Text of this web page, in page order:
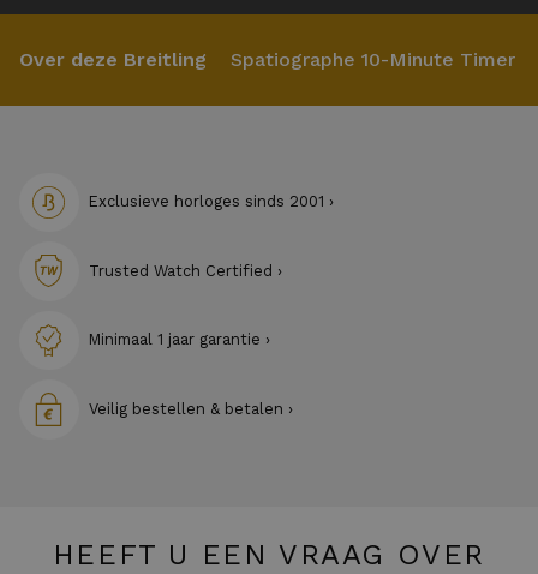
Over deze Breitling Spatiographe 10-Minute Timer
Exclusieve horloges sinds 2001 ›
Trusted Watch Certified ›
Minimaal 1 jaar garantie ›
Veilig bestellen & betalen ›
HEEFT U EEN VRAAG OVER